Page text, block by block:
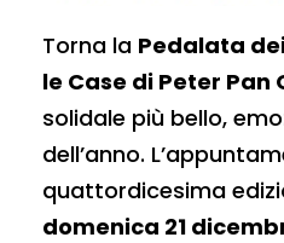
Torna la Pedalata
le Case di Peter Pan
solidale più bello,
dell’anno.
quattordicesima
domenica 21